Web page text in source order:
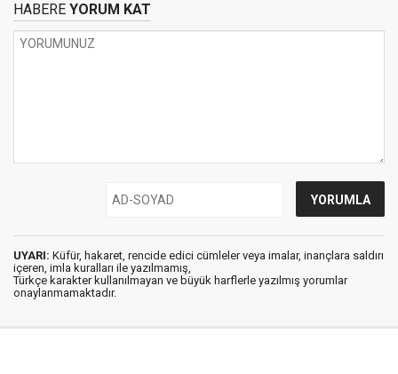
HABERE YORUM KAT
UYARI: Küfür, hakaret, rencide edici cümleler veya imalar, inançlara saldırı
içeren, imla kuralları ile yazılmamış,
Türkçe karakter kullanılmayan ve büyük harflerle yazılmış yorumlar
onaylanmamaktadır.